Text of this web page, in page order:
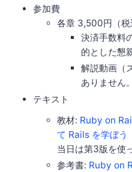
参加費
各章 3,500円（税
決済手数料
的とした懇
解説動画（
ありません
テキスト
教材: Ruby on
て Rails を学ぼう
当日は第3版を使
参考書: Ruby on